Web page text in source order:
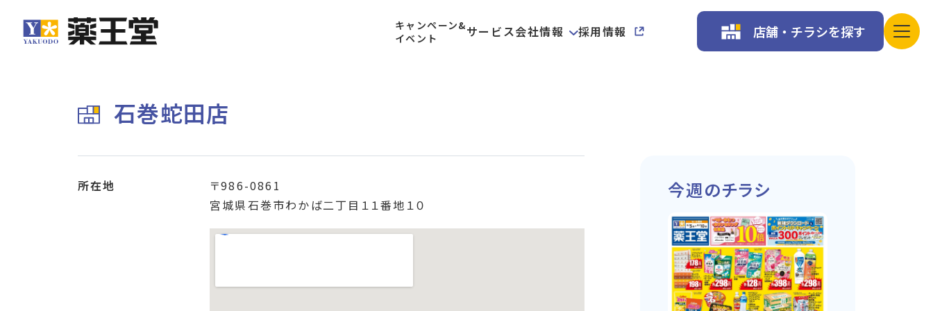
店舗・チラシを探す
キャンペーン&
イベント
サービス会社情報 採用情報
石巻蛇田店
所在地
〒986-0861
宮城県石巻市わかば二丁目１１番地１０
今週のチラシ